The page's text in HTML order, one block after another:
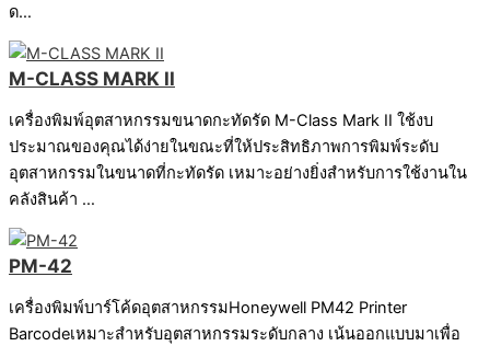
ด…
M-CLASS MARK II
เครื่องพิมพ์อุตสาหกรรมขนาดกะทัดรัด M-Class Mark II ใช้งบ
ประมาณของคุณได้ง่ายในขณะที่ให้ประสิทธิภาพการพิมพ์ระดับ
อุตสาหกรรมในขนาดที่กะทัดรัด เหมาะอย่างยิ่งสำหรับการใช้งานใน
คลังสินค้า …
PM-42
เครื่องพิมพ์บาร์โค้ดอุตสาหกรรมHoneywell PM42 Printer
Barcodeเหมาะสำหรับอุตสาหกรรมระดับกลาง เน้นออกแบบมาเพื่อ